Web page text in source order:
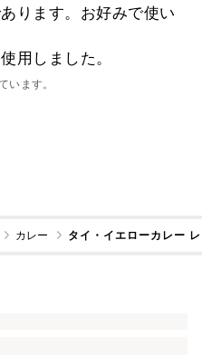
ります。お好みで使い
用しました。
います。
カレー タイ・イエローカレー